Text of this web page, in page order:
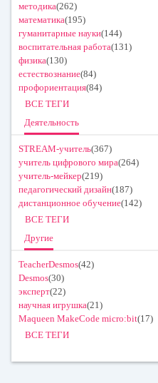
методика(262)
математика(195)
гуманитарные науки(144)
воспитательная работа(131)
физика(130)
естествознание(84)
профориентация(84)
ВСЕ ТЕГИ
Деятельность
STREAM-учитель(367)
учитель цифрового мира(264)
учитель-мейкер(219)
педагогический дизайн(187)
дистанционное обучение(142)
ВСЕ ТЕГИ
Другие
TeacherDesmos(42)
Desmos(30)
эксперт(22)
научная игрушка(21)
Maqueen MakeCode micro:bit(17)
ВСЕ ТЕГИ